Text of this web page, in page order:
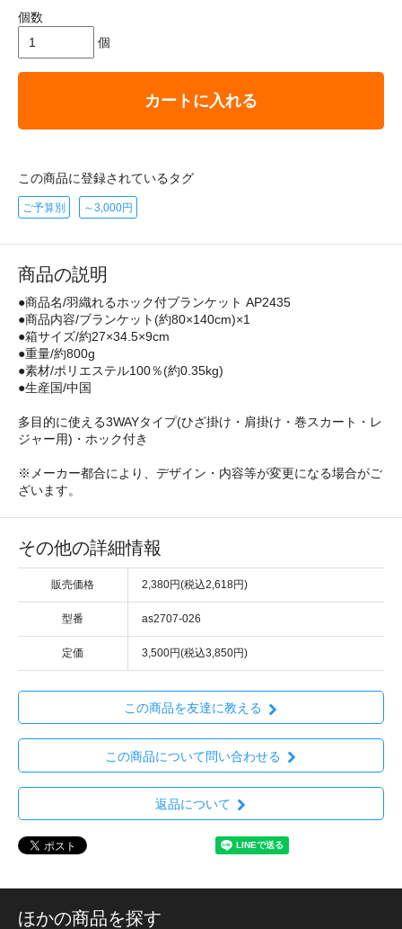
個数
個
カートに入れる
この商品に登録されているタグ
ご予算別 ～3,000円
商品の説明
●商品名/羽織れるホック付ブランケット AP2435
●商品内容/ブランケット(約80×140cm)×1
●箱サイズ/約27×34.5×9cm
●重量/約800g
●素材/ポリエステル100％(約0.35kg)
●生産国/中国
多目的に使える3WAYタイプ(ひざ掛け・肩掛け・巻スカート・レ
ジャー用)・ホック付き
※メーカー都合により、デザイン・内容等が変更になる場合がご
ざいます。
その他の詳細情報
販売価格 2,380円(税込2,618円)
型番 as2707-026
定価 3,500円(税込3,850円)
この商品を友達に教える
この商品について問い合わせる
返品について
ほかの商品を探す